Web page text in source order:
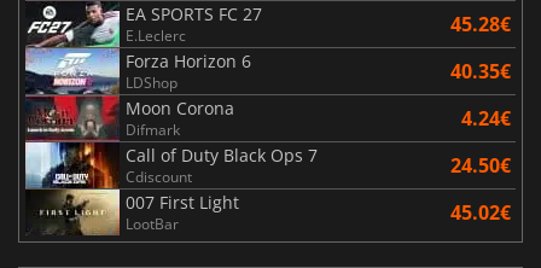
EA SPORTS FC 27
E.Leclerc 45.28€
Forza Horizon 6
LDShop 40.35€
Moon Corona
Difmark 4.24€
Call of Duty Black Ops 7
Cdiscount 24.50€
007 First Light
LootBar 45.02€